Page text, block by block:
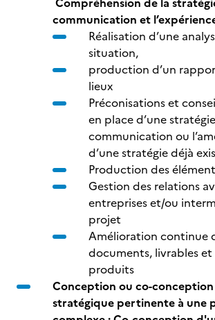
communication et
Réalisation d’une
situation,
production d’un
lieux
Préconisations et
en place d’une
communication ou
d’une stratégie déjà
Production des
Gestion des relations
entreprises et/ou
projet
Amélioration continue
documents, livrables et
produits
Conception ou co-conception
stratégique pertinente à une